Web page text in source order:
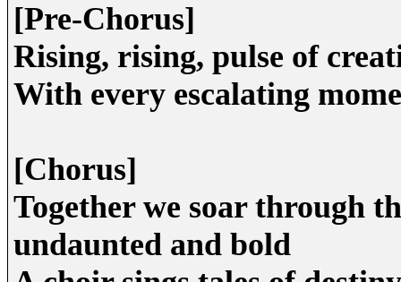
[Pre-Chorus]
Rising, rising, pulse of
With every escalating
[Chorus]
Together we soar through
undaunted and bold